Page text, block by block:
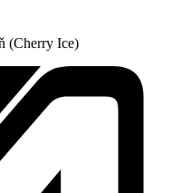
(Cherry Ice)